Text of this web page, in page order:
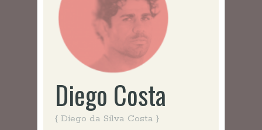
Diego Costa
{ Diego da Silva Costa }